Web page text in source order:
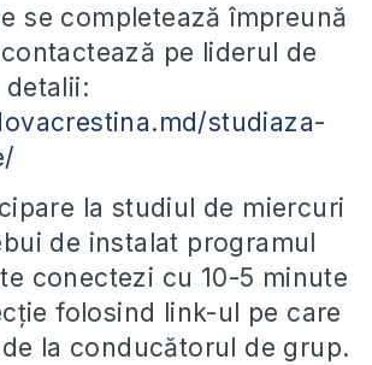
se completează împreună
pe liderul de
studiaza-
la studiul de miercuri
de instalat programul
conectezi cu 10-5 minute
folosind link-ul pe care
la conducătorul de grup.